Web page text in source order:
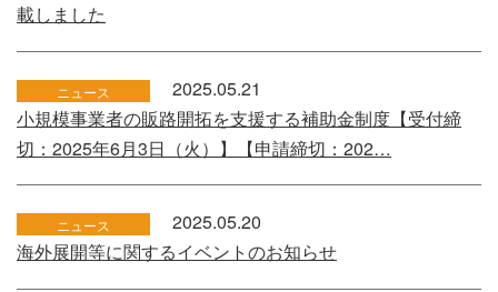
載しました
ニュース
2025.05.21
小規模事業者の販路開拓を支援する補助金制度【受付締
切：2025年6月3日（火）】【申請締切：202…
ニュース
2025.05.20
海外展開等に関するイベントのお知らせ